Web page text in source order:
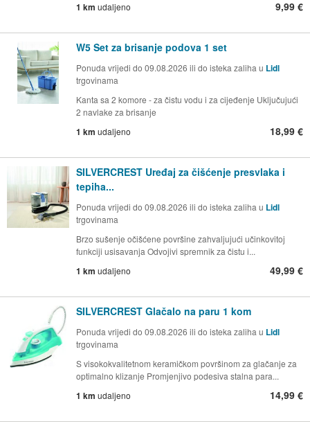
1 km udaljeno 9,99 €
W5 Set za brisanje podova 1 set
Ponuda vrijedi do 09.08.2026 ili do isteka zaliha u Lidl
trgovinama
Kanta sa 2 komore - za čistu vodu i za cijeđenje Uključujući
2 navlake za brisanje
1 km udaljeno 18,99 €
SILVERCREST Uređaj za čišćenje presvlaka i
tepiha...
Ponuda vrijedi do 09.08.2026 ili do isteka zaliha u Lidl
trgovinama
Brzo sušenje očišćene površine zahvaljujući učinkovitoj
funkciji usisavanja Odvojivi spremnik za čistu i...
1 km udaljeno 49,99 €
SILVERCREST Glačalo na paru 1 kom
Ponuda vrijedi do 09.08.2026 ili do isteka zaliha u Lidl
trgovinama
S visokokvalitetnom keramičkom površinom za glačanje za
optimalno klizanje Promjenjivo podesiva stalna para...
1 km udaljeno 14,99 €